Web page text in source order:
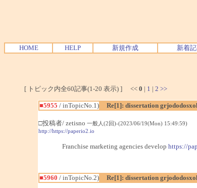
HOME HELP 新規作成 新着
[ トピック内全60記事(1-20 表示) ] << 0 | 1 | 2 >>
■5955 / inTopicNo.1)
Re[1]: dissertation
□投稿者/ zetisno 一般人(2回)-(2023/06/19(Mon) 15:49:59)
http://https://paperio2.io
Franchise marketing agencies develop https://
■5960 / inTopicNo.2)
Re[1]: dissertation